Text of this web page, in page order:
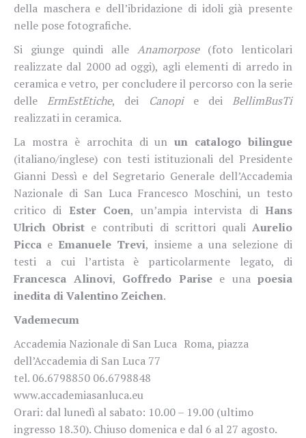
della maschera e dell’ibridazione di idoli già presente
nelle pose fotografiche.
Si giunge quindi alle Anamorpose(foto lenticolari
realizzate dal 2000 ad oggi), agli elementi di arredo in
ceramica e vetro, per concludere il percorso con la serie
delleErmEstEtiche, dei Canopie deiBellimBusTi
realizzati in ceramica.
La mostra è arrochita di unun catalogo bilingue
(italiano/inglese) con testi istituzionali del Presidente
Gianni Dessì e del Segretario Generale dell’Accademia
Nazionale di San Luca Francesco Moschini, un testo
critico di Ester Coen, un’ampia intervista diHans
Ulrich Obrist e contributi di scrittori qualiAurelio
Picca eEmanuele Trevi, insieme a una selezione di
testi a cui l’artista è particolarmente legato, di
Francesca Alinovi, Goffredo Parisee una poesia
inedita di Valentino Zeichen.
Vademecum
Accademia Nazionale di San Luca Roma, piazza
dell’Accademia di San Luca 77
tel. 06.6798850 06.6798848
www.accademiasanluca.eu
Orari: dal lunedì al sabato: 10.00 – 19.00 (ultimo
ingresso 18.30). Chiuso domenica e dal 6 al 27 agosto.